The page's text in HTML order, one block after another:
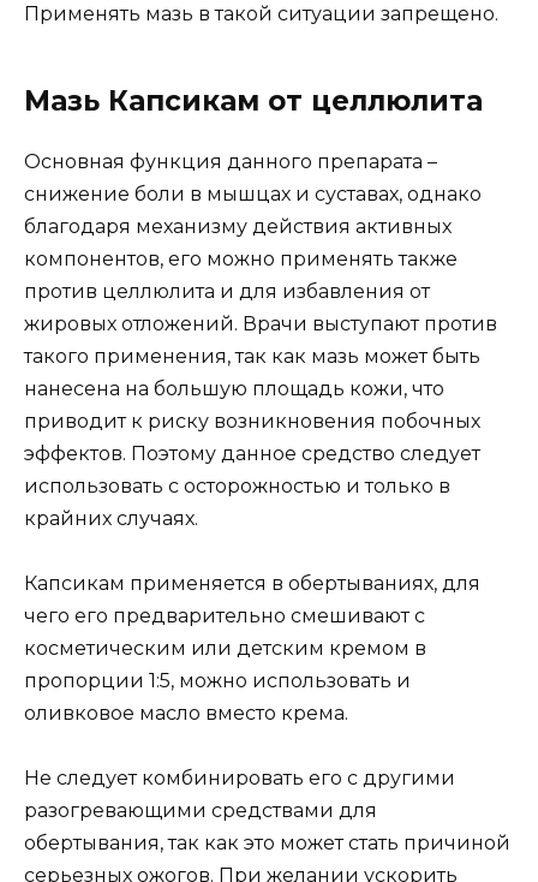
Применять мазь в такой ситуации запрещено.
Мазь Капсикам от целлюлита
Основная функция данного препарата –
снижение боли в мышцах и суставах, однако
благодаря механизму действия активных
компонентов, его можно применять также
против целлюлита и для избавления от
жировых отложений. Врачи выступают против
такого применения, так как мазь может быть
нанесена на большую площадь кожи, что
приводит к риску возникновения побочных
эффектов. Поэтому данное средство следует
использовать с осторожностью и только в
крайних случаях.
Капсикам применяется в обертываниях, для
чего его предварительно смешивают с
косметическим или детским кремом в
пропорции 1:5, можно использовать и
оливковое масло вместо крема.
Не следует комбинировать его с другими
разогревающими средствами для
обертывания, так как это может стать причиной
серьезных ожогов. При желании ускорить